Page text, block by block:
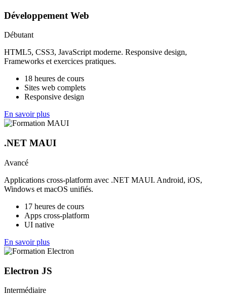
Développement Web
Débutant
HTML5, CSS3, JavaScript moderne. Responsive design,
Frameworks et exercices pratiques.
18 heures de cours
Sites web complets
Responsive design
En savoir plus
.NET MAUI
Avancé
Applications cross-platform avec .NET MAUI. Android, iOS,
Windows et macOS unifiés.
17 heures de cours
Apps cross-platform
UI native
En savoir plus
Electron JS
Intermédiaire